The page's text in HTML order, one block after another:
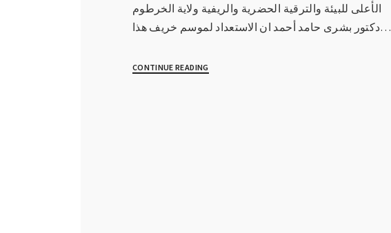
الأعلى للبيئة والترقية الحضرية والريفية ولاية الخرطوم
دكتور بشرى حامد أحمد ان الاستعداد لموسم خريف هذا…
CONTINUE READING